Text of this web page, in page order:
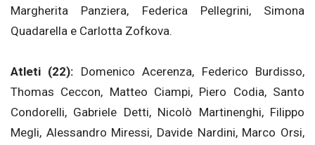
Margherita Panziera, Federica Pellegrini, Simona
Quadarella e Carlotta Zofkova.
Atleti (22): Domenico Acerenza, Federico Burdisso,
Thomas Ceccon, Matteo Ciampi, Piero Codia, Santo
Condorelli, Gabriele Detti, Nicolò Martinenghi, Filippo
Megli, Alessandro Miressi, Davide Nardini, Marco Orsi,